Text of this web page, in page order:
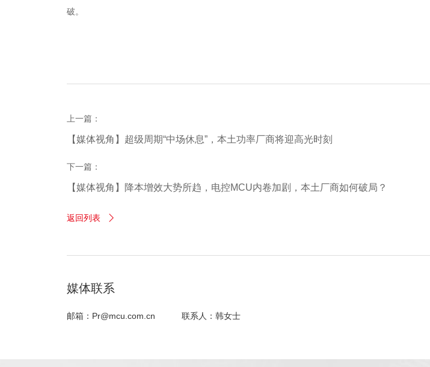
破。
上一篇：
【媒体视角】超级周期“中场休息”，本土功率厂商将迎高光时刻
下一篇：
【媒体视角】降本增效大势所趋，电控MCU内卷加剧，本土厂商如何破局？
返回列表 
媒体联系
邮箱：Pr@mcu.com.cn 联系人：韩女士